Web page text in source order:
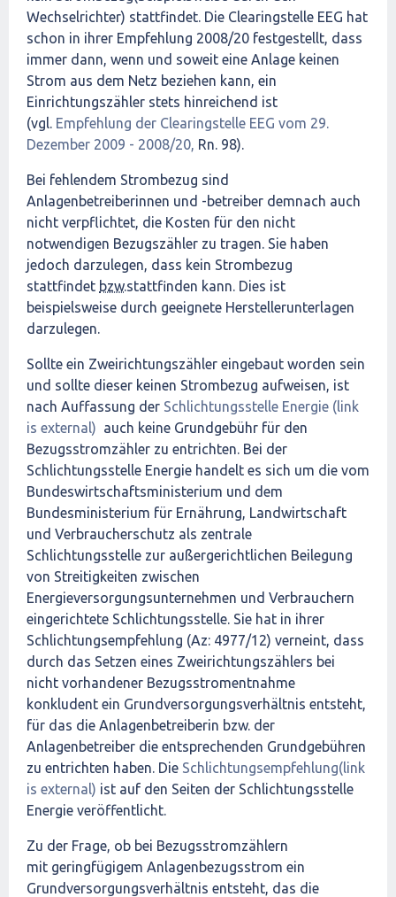
Wechselrichter) stattfindet. Die Clearingstelle EEG hat
schon in ihrer Empfehlung 2008/20 festgestellt, dass
immer dann, wenn und soweit eine Anlage keinen
Strom aus dem Netz beziehen kann, ein
Einrichtungszähler stets hinreichend ist
(vgl. Empfehlung der Clearingstelle EEG vom 29.
Dezember 2009 - 2008/20, Rn. 98).
Bei fehlendem Strombezug sind
Anlagenbetreiberinnen und -betreiber demnach auch
nicht verpflichtet, die Kosten für den nicht
notwendigen Bezugszähler zu tragen. Sie haben
jedoch darzulegen, dass kein Strombezug
stattfindet bzw.stattfinden kann. Dies ist
beispielsweise durch geeignete Herstellerunterlagen
darzulegen.
Sollte ein Zweirichtungszähler eingebaut worden sein
und sollte dieser keinen Strombezug aufweisen, ist
nach Auffassung der Schlichtungsstelle Energie (link
is external) auch keine Grundgebühr für den
Bezugsstromzähler zu entrichten. Bei der
Schlichtungsstelle Energie handelt es sich um die vom
Bundeswirtschaftsministerium und dem
Bundesministerium für Ernährung, Landwirtschaft
und Verbraucherschutz als zentrale
Schlichtungsstelle zur außergerichtlichen Beilegung
von Streitigkeiten zwischen
Energieversorgungsunternehmen und Verbrauchern
eingerichtete Schlichtungsstelle. Sie hat in ihrer
Schlichtungsempfehlung (Az: 4977/12) verneint, dass
durch das Setzen eines Zweirichtungszählers bei
nicht vorhandener Bezugsstromentnahme
konkludent ein Grundversorgungsverhältnis entsteht,
für das die Anlagenbetreiberin bzw. der
Anlagenbetreiber die entsprechenden Grundgebühren
zu entrichten haben. Die Schlichtungsempfehlung(link
is external) ist auf den Seiten der Schlichtungsstelle
Energie veröffentlicht.
Zu der Frage, ob bei Bezugsstromzählern
mit geringfügigem Anlagenbezugsstrom ein
Grundversorgungsverhältnis entsteht, das die